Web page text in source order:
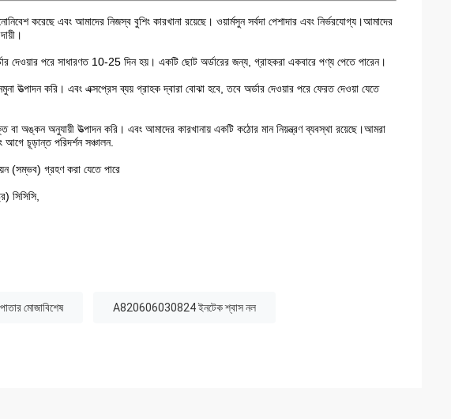
করেছে এবং আমাদের নিজস্ব বুশিং কারখানা রয়েছে। ওয়ার্মসুন সর্বদা পেশাদার এবং নির্ভরযোগ্য।আমাদের
দেওয়ার পরে সাধারণত 10-25 দিন হয়। একটি ছোট অর্ডারের জন্য, গ্রাহকরা একবারে পণ্য পেতে পারেন।
উত্পাদন করি। এবং এক্সপ্রেস ব্যয় গ্রাহক দ্বারা বোঝা হবে, তবে অর্ডার দেওয়ার পরে ফেরত দেওয়া যেতে
অঙ্কন অনুযায়ী উত্পাদন করি। এবং আমাদের কারখানায় একটি কঠোর মান নিয়ন্ত্রণ ব্যবস্থা রয়েছে।আমরা
আগে চূড়ান্ত পরিদর্শন সঞ্চালন.
(সম্ভব) গ্রহণ করা যেতে পারে
সিসিসি,
মোজাবিশেষ A820606030824 ইনটেক শ্বাস নল